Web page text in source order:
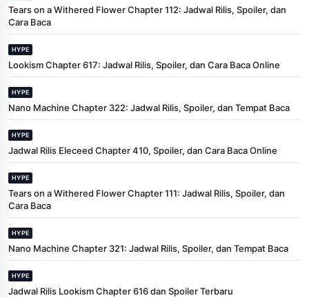
Tears on a Withered Flower Chapter 112: Jadwal Rilis, Spoiler, dan
Cara Baca
HYPE
Lookism Chapter 617: Jadwal Rilis, Spoiler, dan Cara Baca Online
HYPE
Nano Machine Chapter 322: Jadwal Rilis, Spoiler, dan Tempat Baca
HYPE
Jadwal Rilis Eleceed Chapter 410, Spoiler, dan Cara Baca Online
HYPE
Tears on a Withered Flower Chapter 111: Jadwal Rilis, Spoiler, dan
Cara Baca
HYPE
Nano Machine Chapter 321: Jadwal Rilis, Spoiler, dan Tempat Baca
HYPE
Jadwal Rilis Lookism Chapter 616 dan Spoiler Terbaru